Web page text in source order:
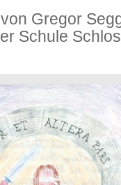
Gregor
Schule